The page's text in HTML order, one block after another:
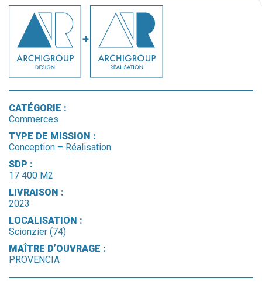
CATÉGORIE :
Commerces
TYPE DE MISSION :
Conception – Réalisation
SDP :
17 400 M2
LIVRAISON :
2023
LOCALISATION :
Scionzier (74)
MAÎTRE D’OUVRAGE :
PROVENCIA